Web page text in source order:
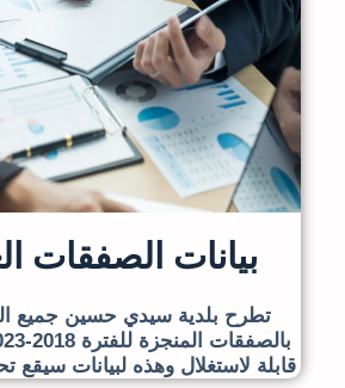
بيانات الصفقات
تطرح بلدية سيدي حسين جميع
قابلة لاستغلال وهذه لبيانات سيقع